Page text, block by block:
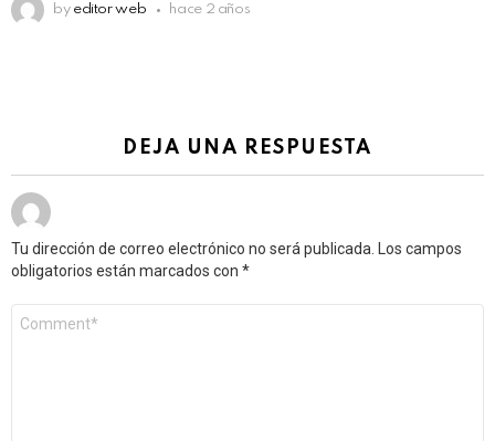
by editor web hace 2 años
DEJA UNA RESPUESTA
Tu dirección de correo electrónico no será publicada.
Los campos
obligatorios están marcados con *